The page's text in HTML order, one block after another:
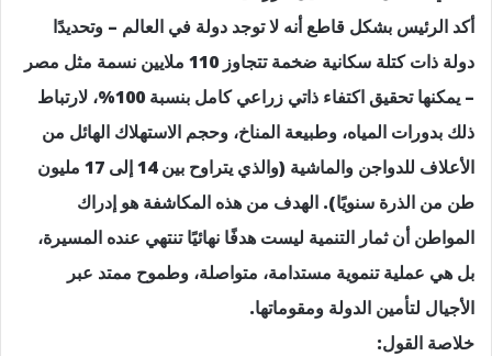
أكد الرئيس بشكل قاطع أنه لا توجد دولة في العالم – وتحديدًا
دولة ذات كتلة سكانية ضخمة تتجاوز 110 ملايين نسمة مثل مصر
– يمكنها تحقيق اكتفاء ذاتي زراعي كامل بنسبة 100%، لارتباط
ذلك بدورات المياه، وطبيعة المناخ، وحجم الاستهلاك الهائل من
الأعلاف للدواجن والماشية (والذي يتراوح بين 14 إلى 17 مليون
طن من الذرة سنويًا). الهدف من هذه المكاشفة هو إدراك
المواطن أن ثمار التنمية ليست هدفًا نهائيًا تنتهي عنده المسيرة،
بل هي عملية تنموية مستدامة، متواصلة، وطموح ممتد عبر
الأجيال لتأمين الدولة ومقوماتها.
خلاصة القول: